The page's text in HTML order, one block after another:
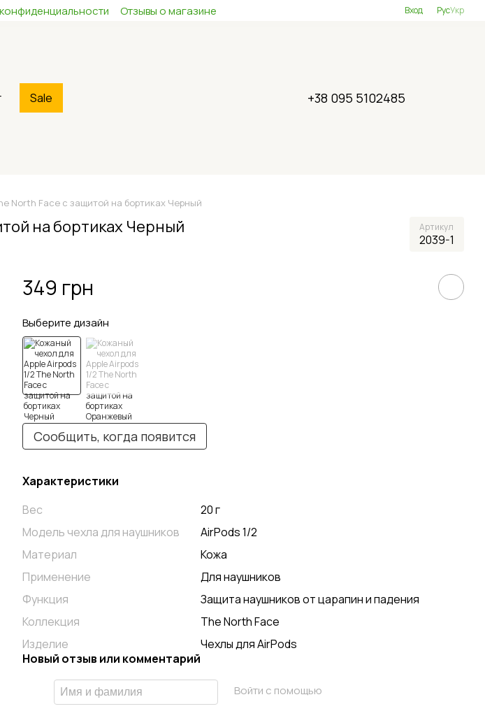
Отзывы о магазине Вход РусУкр
Sale +38 095 5102485
North Face с защитой на бортиках Черный
на бортиках Черный Артикул
2039-1
349 грн
Выберите дизайн
Сообщить, когда появится
Характеристики
Вес
20 г
Модель чехла для наушников
AirPods 1/2
Материал
Кожа
Применение
Для наушников
Функция
Защита наушников от царапин и падения
Коллекция
The North Face
Изделие
Чехлы для AirPods
Новый отзыв или комментарий
Войти с помощью